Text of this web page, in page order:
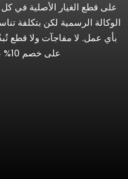
على قطع الغيار الأصلية في كل
الوكالة الرسمية لكن بتكلفة
بأي عمل. لا مفاجآت ولا قطع
على خصم 10% على أول زيارة صيانة.